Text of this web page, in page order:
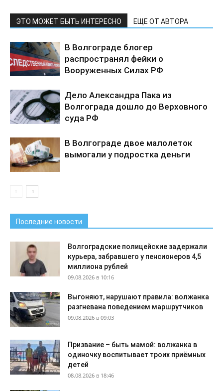
ЭТО МОЖЕТ БЫТЬ ИНТЕРЕСНО ЕЩЕ ОТ АВТОРА
В Волгограде блогер
распространял фейки о
Вооруженных Силах РФ
Дело Александра Пака из
Волгограда дошло до Верховного
суда РФ
В Волгограде двое малолеток
вымогали у подростка деньги
Последние новости
Волгоградские полицейские задержали
курьера, забравшего у пенсионеров 4,5
миллиона рублей
09.08.2026 в 10:16
Выгоняют, нарушают правила: волжанка
разгневана поведением маршрутчиков
09.08.2026 в 09:03
Призвание – быть мамой: волжанка в
одиночку воспитывает троих приёмных
детей
08.08.2026 в 18:46